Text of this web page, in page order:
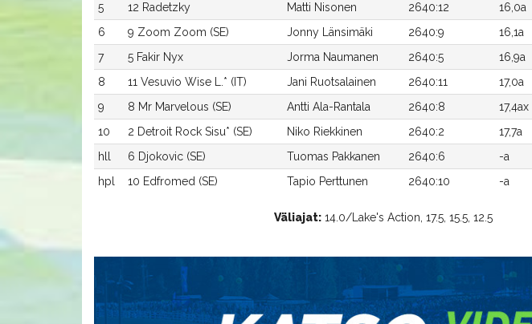
5
12 Radetzky Matti Nisonen 2640:12 16,0a
6
9 Zoom Zoom (SE) Jonny Länsimäki 2640:9 16,1a
7
5 Fakir Nyx Jorma Naumanen 2640:5 16,9a
8
11 Vesuvio Wise L.* (IT) Jani Ruotsalainen 2640:11 17,0a
9
8 Mr Marvelous (SE) Antti Ala-Rantala 2640:8 17,4ax
10
2 Detroit Rock Sisu* (SE) Niko Riekkinen 2640:2 17,7a
hll
6 Djokovic (SE) Tuomas Pakkanen 2640:6 -a
hpl
10 Edfromed (SE) Tapio Perttunen 2640:10 -a
Väliajat: 14.0/Lake's Action, 17.5, 15.5, 12.5